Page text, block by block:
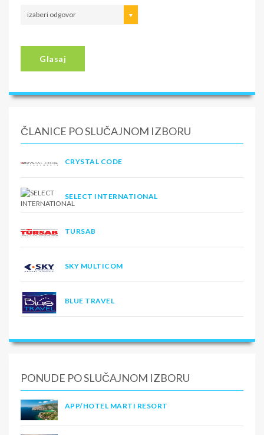
izaberi odgovor
Glasaj
ČLANICE PO SLUČAJNOM IZBORU
CRYSTAL CODE
SELECT INTERNATIONAL
TURSAB
SKY MULTICOM
BLUE TRAVEL
PONUDE PO SLUČAJNOM IZBORU
APP/HOTEL MARTI RESORT